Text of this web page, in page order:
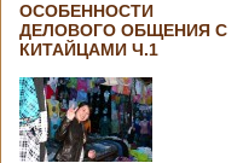
ОСОБЕННОСТИ
ДЕЛОВОГО ОБЩЕНИЯ С
КИТАЙЦАМИ Ч.1